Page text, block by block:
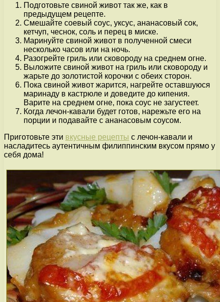
Подготовьте свиной живот так же, как в
предыдущем рецепте.
Смешайте соевый соус, уксус, ананасовый сок,
кетчуп, чеснок, соль и перец в миске.
Маринуйте свиной живот в полученной смеси
несколько часов или на ночь.
Разогрейте гриль или сковороду на среднем огне.
Выложите свиной живот на гриль или сковороду и
жарьте до золотистой корочки с обеих сторон.
Пока свиной живот жарится, нагрейте оставшуюся
маринаду в кастрюле и доведите до кипения.
Варите на среднем огне, пока соус не загустеет.
Когда лечон-кавали будет готов, нарежьте его на
порции и подавайте с ананасовым соусом.
Приготовьте эти вкусные рецепты с лечон-кавали и
насладитесь аутентичным филиппинским вкусом прямо у
себя дома!